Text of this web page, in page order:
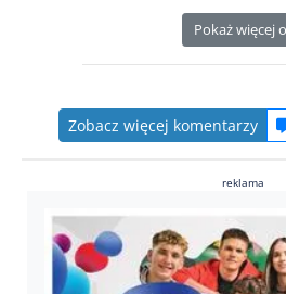
Pokaż więcej
Zobacz więcej komentarzy
reklama